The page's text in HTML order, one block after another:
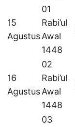
15
Agustus
01
Rabi’ul
Awal
1448
16
Agustus
02
Rabi’ul
Awal
1448
03